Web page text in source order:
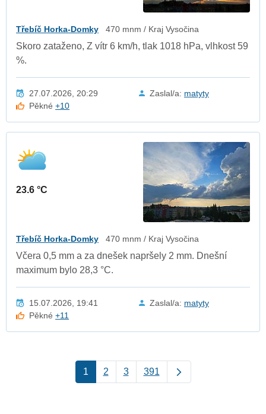
Třebíč Horka-Domky 470 mnm / Kraj Vysočina
Skoro zataženo, Z vítr 6 km/h, tlak 1018 hPa, vlhkost 59
%.
27.07.2026, 20:29 Zaslal/a: matyty
Pěkné+10
23.6 °C
Třebíč Horka-Domky 470 mnm / Kraj Vysočina
Včera 0,5 mm a za dnešek napršely 2 mm. Dnešní
maximum bylo 28,3 °C.
15.07.2026, 19:41 Zaslal/a: matyty
Pěkné+11
1 2 3 391